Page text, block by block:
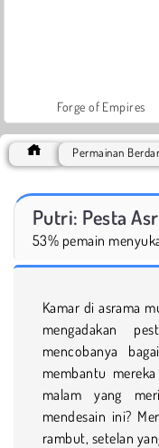
Forge of Empires
Permainan
Putri: Pesta
53% pemain
Kamar di asrama
mengadakan
mencobanya
membantu
malam yang
mendesain ini?
rambut, setelan